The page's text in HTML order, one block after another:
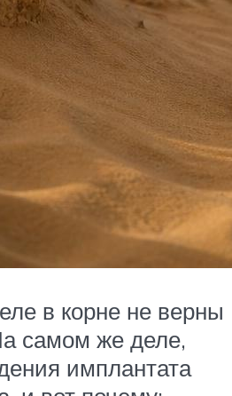
в корне не верны
самом же деле,
имплантата